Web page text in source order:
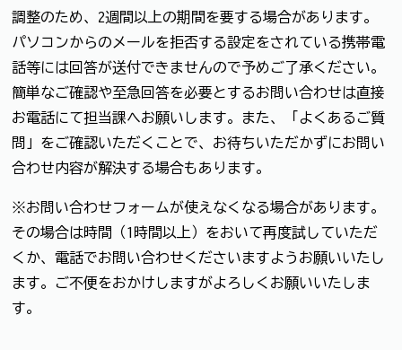
調整のため、2週間以上の期間を要する場合があります。
パソコンからのメールを拒否する設定をされている携帯電
話等には回答が送付できませんので予めご了承ください。
簡単なご確認や至急回答を必要とするお問い合わせは直接
お電話にて担当課へお願いします。また、「よくあるご質
問」をご確認いただくことで、お待ちいただかずにお問い
合わせ内容が解決する場合もあります。
※お問い合わせフォームが使えなくなる場合があります。
その場合は時間（1時間以上）をおいて再度試していただ
くか、電話でお問い合わせくださいますようお願いいたし
ます。ご不便をおかけしますがよろしくお願いいたしま
す。